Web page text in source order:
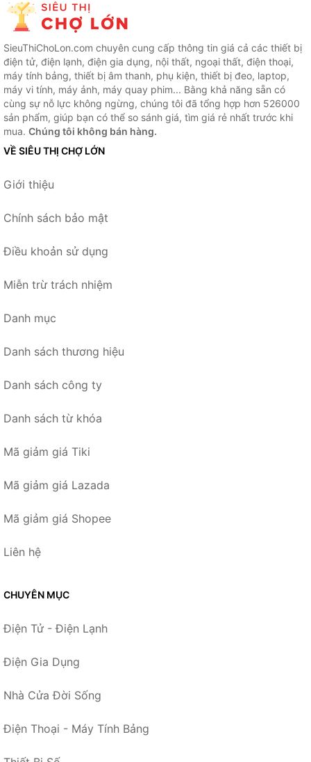
SieuThiChoLon.com chuyên cung cấp thông tin giá cả các thiết bị
điện tử, điện lạnh, điện gia dụng, nội thất, ngoại thất, điện thoại,
máy tính bảng, thiết bị âm thanh, phụ kiện, thiết bị đeo, laptop,
máy vi tính, máy ảnh, máy quay phim... Bằng khả năng sẵn có
cùng sự nỗ lực không ngừng, chúng tôi đã tổng hợp hơn 526000
sản phẩm, giúp bạn có thể so sánh giá, tìm giá rẻ nhất trước khi
mua. Chúng tôi không bán hàng.
VỀ SIÊU THỊ CHỢ LỚN
Giới thiệu
Chính sách bảo mật
Điều khoản sử dụng
Miễn trừ trách nhiệm
Danh mục
Danh sách thương hiệu
Danh sách công ty
Danh sách từ khóa
Mã giảm giá Tiki
Mã giảm giá Lazada
Mã giảm giá Shopee
Liên hệ
CHUYÊN MỤC
Điện Tử - Điện Lạnh
Điện Gia Dụng
Nhà Cửa Đời Sống
Điện Thoại - Máy Tính Bảng